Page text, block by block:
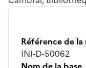
Référence de
INI-D-50062